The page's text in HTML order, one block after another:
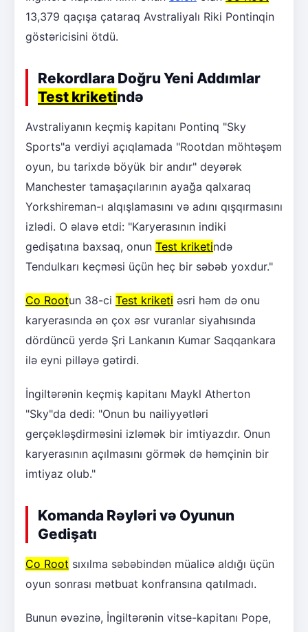
13,379 qaçışa çataraq Avstraliyalı Riki Pontinqin
göstəricisini ötdü.
Rekordlara Doğru Yeni Addımlar
Test kriketində
Avstraliyanın keçmiş kapitanı Pontinq "Sky
Sports"a verdiyi açıqlamada "Rootdan möhtəşəm
oyun, bu tarixdə böyük bir andır" deyərək
Manchester tamaşaçılarının ayağa qalxaraq
Yorkshireman-ı alqışlamasını və adını qışqırmasını
izlədi. O əlavə etdi: "Karyerasının indiki
gedişatına baxsaq, onun Test kriketində
Tendulkarı keçməsi üçün heç bir səbəb yoxdur."
Co Rootun 38-ci Test kriketi əsri həm də onu
karyerasında ən çox əsr vuranlar siyahısında
dördüncü yerdə Şri Lankanın Kumar Saqqankara
ilə eyni pilləyə gətirdi.
İngiltərənin keçmiş kapitanı Maykl Atherton
"Sky"da dedi: "Onun bu nailiyyətləri
gerçəkləşdirməsini izləmək bir imtiyazdır. Onun
karyerasının açılmasını görmək də həmçinin bir
imtiyaz olub."
Komanda Rəyləri və Oyunun
Gedişatı
Co Root sıxılma səbəbindən müalicə aldığı üçün
oyun sonrası mətbuat konfransına qatılmadı.
Bunun əvəzinə, İngiltərənin vitse-kapitanı Pope,